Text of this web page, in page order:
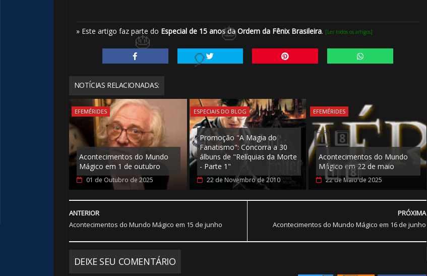
» Este artigo faz parte do Especial de 15 anos da Ordem da Fênix Brasileira. [Ler todos os artigos]
NOTÍCIAS RELACIONADAS:
EFEMÉRIDES
Acontecimentos do Mundo
Mágico em 1 de outubro
01 de Outubro de 2025
ESPECIAIS DO BLOG
Promoção "A Magia do
Fanatismo": Concorra a 30
álbuns de "Relíquias da Morte
- Parte 1"
22 de Novembro de 2010
EFEMÉRIDES
Acontecimentos do Mundo
Mágico em 22 de maio
22 de Maio de 2025
PRÓXIMA
Acontecimentos do Mundo Mágico em 16 de junho
ANTERIOR
Acontecimentos do Mundo Mágico em 15 de junho
DEIXE SEU COMENTÁRIO
⚡
1️⃣ 8️⃣
⚡
🎈